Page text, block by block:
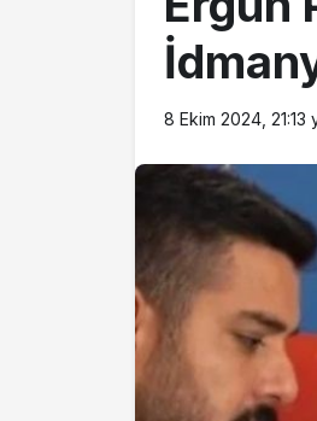
8 Ekim 2024, 21:13